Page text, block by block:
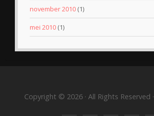
november 2010 (1)
mei 2010 (1)
Copyright © 2026 · All Rights Reserved